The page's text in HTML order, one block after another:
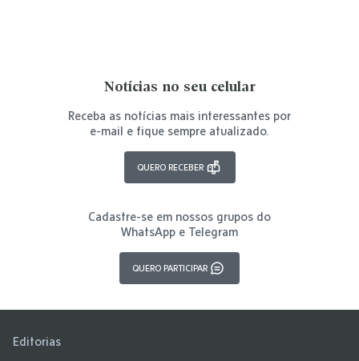
Notícias no seu celular
Receba as notícias mais interessantes por
e-mail e fique sempre atualizado.
QUERO RECEBER
Cadastre-se em nossos grupos do
WhatsApp e Telegram
QUERO PARTICIPAR
Editorias